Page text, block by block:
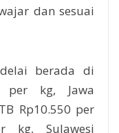
dan sesuai
berada di
per kg, Jawa
Rp10.550 per
kg, Sulawesi